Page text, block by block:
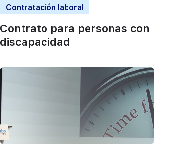
Contratación laboral
Contrato para personas con
discapacidad